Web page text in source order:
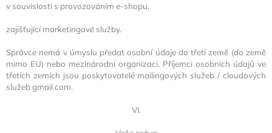
v souvislosti s provozováním e-shopu,
zajišťující marketingové služby.
Správce nemá v úmyslu předat osobní údaje do třetí země (do země
mimo EU) nebo mezinárodní organizaci. Příjemci osobních údajů ve
třetích zemích jsou poskytovatelé mailingových služeb / cloudových
služebgmail.com.
VI.